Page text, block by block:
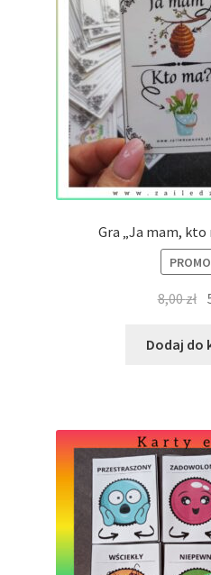
Gra „Ja mam, kto
8,00zł
Dodaj do